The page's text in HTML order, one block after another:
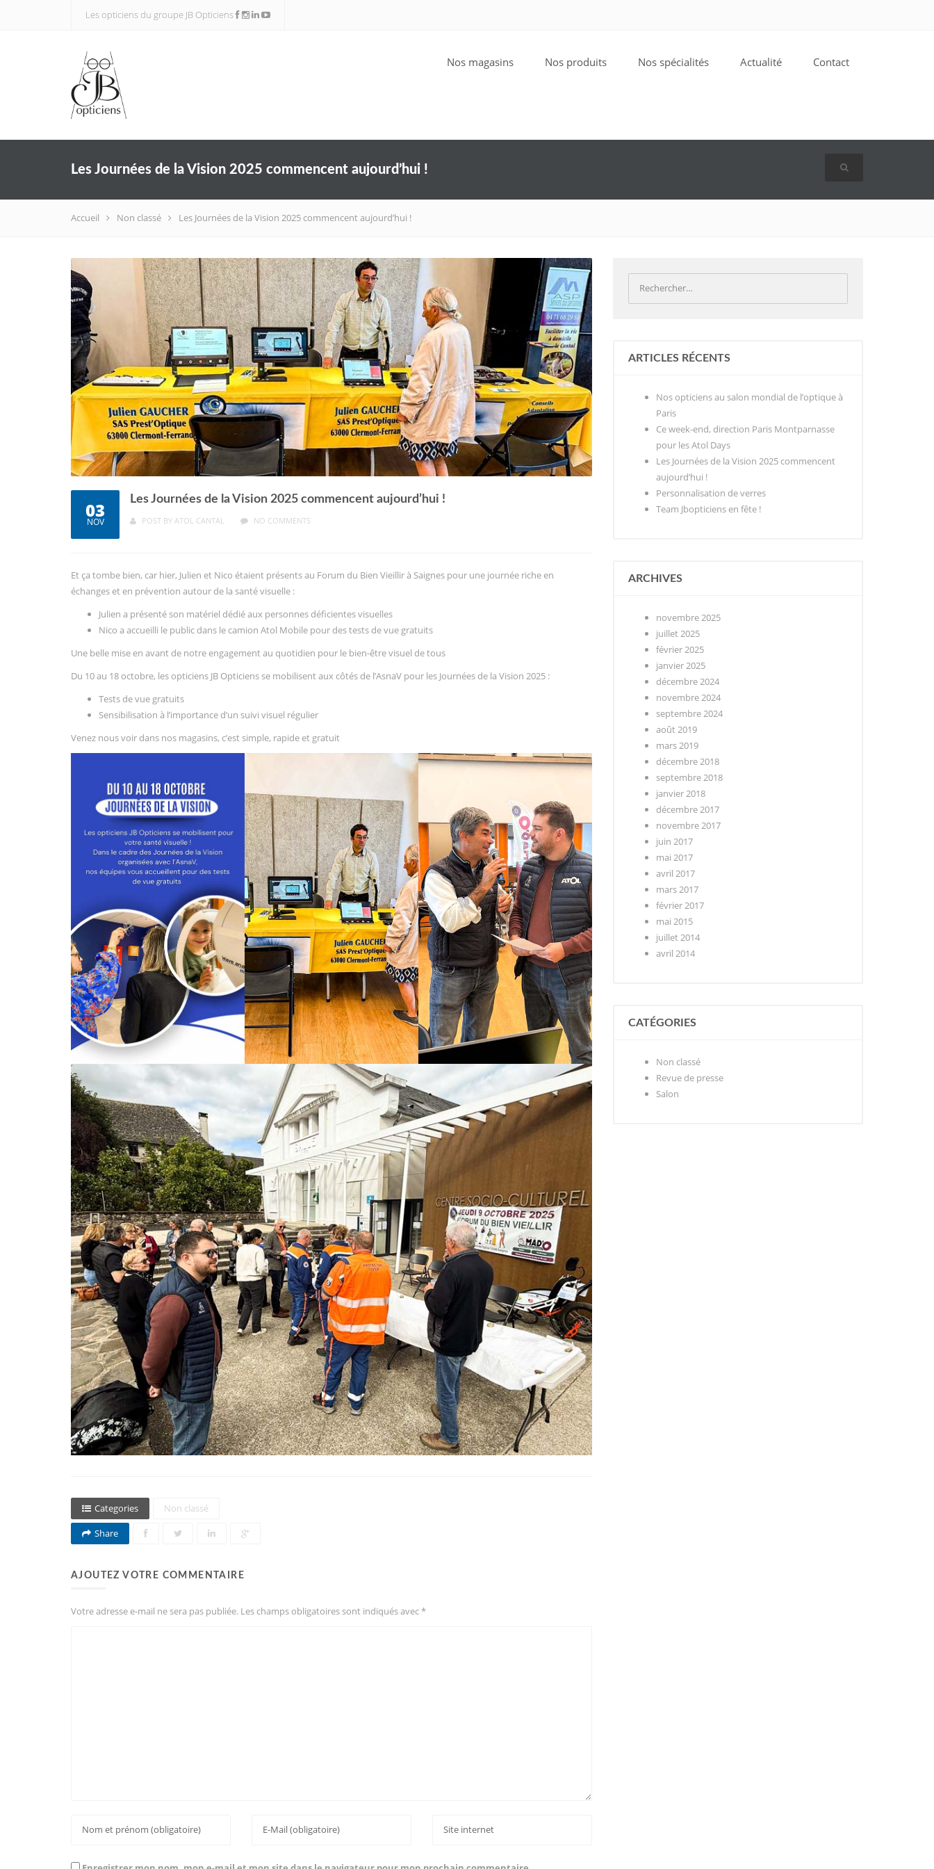
Les opticiens du groupe JB Opticiens
Nos magasins Nos produits Nos spécialités Actualité Contact
Les Journées de la Vision 2025 commencent aujourd’hui !
Accueil Non classé Les Journées de la Vision 2025 commencent aujourd’hui !
03
NOV
Les Journées de la Vision 2025 commencent aujourd’hui !
POST BY ATOL CANTAL NO COMMENTS
Et ça tombe bien, car hier, Julien et Nico étaient présents au Forum du Bien Vieillir à Saignes pour une journée riche en
échanges et en prévention autour de la santé visuelle :
Julien a présenté son matériel dédié aux personnes déficientes visuelles
Nico a accueilli le public dans le camion Atol Mobile pour des tests de vue gratuits
Une belle mise en avant de notre engagement au quotidien pour le bien-être visuel de tous
Du 10 au 18 octobre, les opticiens JB Opticiens se mobilisent aux côtés de l’AsnaV pour les Journées de la Vision 2025 :
Tests de vue gratuits
Sensibilisation à l’importance d’un suivi visuel régulier
Venez nous voir dans nos magasins, c’est simple, rapide et gratuit
Categories
Non classé
Share
AJOUTEZ VOTRE COMMENTAIRE
Votre adresse e-mail ne sera pas publiée. Les champs obligatoires sont indiqués avec*
ARTICLES RÉCENTS
Nos opticiens au salon mondial de l’optique à
Paris
Ce week-end, direction Paris Montparnasse
pour les Atol Days
Les Journées de la Vision 2025 commencent
aujourd’hui !
Personnalisation de verres
Team Jbopticiens en fête !
ARCHIVES
novembre 2025
juillet 2025
février 2025
janvier 2025
décembre 2024
novembre 2024
septembre 2024
août 2019
mars 2019
décembre 2018
septembre 2018
janvier 2018
décembre 2017
novembre 2017
juin 2017
mai 2017
avril 2017
mars 2017
février 2017
mai 2015
juillet 2014
avril 2014
CATÉGORIES
Non classé
Revue de presse
Salon